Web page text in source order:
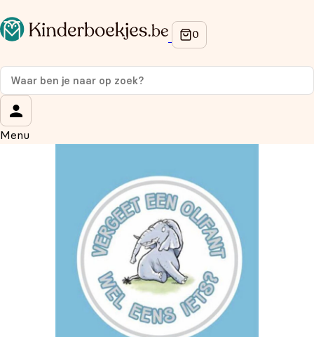
Menu
Op de hoogte blijven van onze acties?
Meld je aan voor onze nieuwsbrief en ontvang
korting
Wat is je voornaam?
Aanmelden
We gebruiken je gegevens om contact op te nemen, in
overeenstemming met onsprivacybeleid.